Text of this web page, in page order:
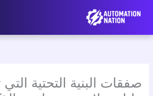
صفقات البنية التحتية التي